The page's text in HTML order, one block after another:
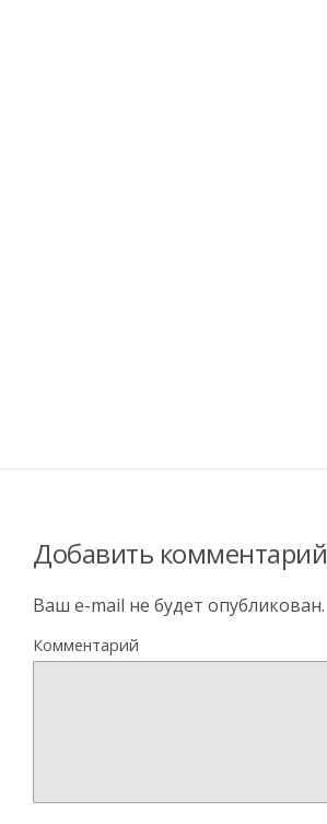
Добавить комментарий
Ваш e-mail не будет опубликован.
Комментарий